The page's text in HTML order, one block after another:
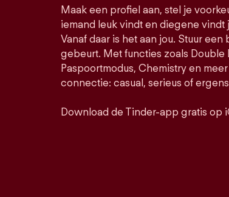
Maak een profiel aan, stel je
iemand leuk vindt en diegene vindt
Vanaf daar is het aan jou. Stuur
gebeurt. Met functies zoals Double
Paspoortmodus, Chemistry en
connectie: casual, serieus of
Download de Tinder-app gratis op